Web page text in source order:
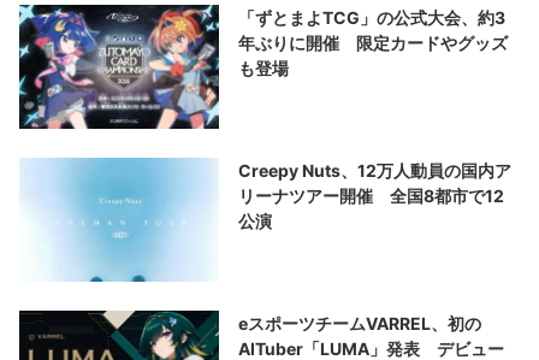
「ずとまよTCG」の公式大会、約3
年ぶりに開催 限定カードやグッズ
も登場
Creepy Nuts、12万人動員の国内ア
リーナツアー開催 全国8都市で12
公演
eスポーツチームVARREL、初の
AITuber「LUMA」発表 デビュー